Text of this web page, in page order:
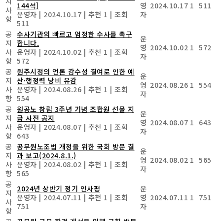
사
항
144석]
운영자 | 2024.10.17 | 추천 1 | 조회
511
영
자
2024.10.17 1 511
공
지
사
항
수사기관의 빠르고 엄정한 수사를 촉구
합니다.
운영자 | 2024.10.02 | 추천 1 | 조회
572
운
영
자
2024.10.02 1 572
공
지
사
항
원주시정의 언론 감수성 결여로 인한 예
산·행정력 낭비 유감
운영자 | 2024.08.26 | 추천 1 | 조회
554
운
영
자
2024.08.26 1 554
공
지
사
항
원공노 창립 3주년 기념 조합원 선물 지
급 사전 공지
운영자 | 2024.08.07 | 추천 1 | 조회
643
운
영
자
2024.08.07 1 643
공
지
사
항
공무원노조법 개정을 위한 국회 방문 결
과 보고(2024.8.1.)
운영자 | 2024.08.02 | 추천 1 | 조회
565
운
영
자
2024.08.02 1 565
공
지
사
항
2024년 상반기 정기 인사평
운영자 | 2024.07.11 | 추천 1 | 조회
751
운
영
자
2024.07.11 1 751